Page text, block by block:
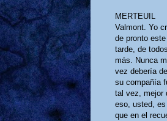
MERTEUIL
Valmont. Yo
de pronto
tarde, de
más. Nunca
vez debería
su compañía
tal vez, mejor
eso, usted,
que en el